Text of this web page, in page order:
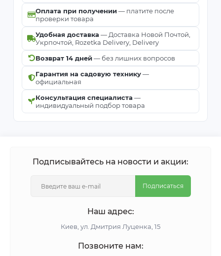
Оплата при получении— платите после
проверки товара
Удобная доставка — Доставка Новой Почтой,
Укрпочтой, Rozetka Delivery, Delivery
Возврат 14 дней— без лишних вопросов
Гарантия на садовую технику—
официальная
Консультация специалиста —
индивидуальный подбор товара
Подписывайтесь на новости и акции:
Подписаться
Наш адрес:
Киeв, ул. Дмитрия Луценка, 15
Позвоните нам: